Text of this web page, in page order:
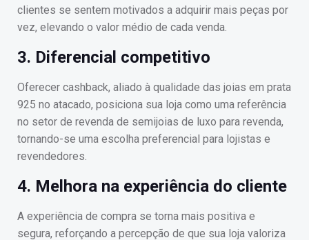
clientes se sentem motivados a adquirir mais peças por
vez, elevando o valor médio de cada venda.
3. Diferencial competitivo
Oferecer cashback, aliado à qualidade das joias em prata
925 no atacado, posiciona sua loja como uma referência
no setor de revenda de semijoias de luxo para revenda,
tornando-se uma escolha preferencial para lojistas e
revendedores.
4. Melhora na experiência do cliente
A experiência de compra se torna mais positiva e
segura, reforçando a percepção de que sua loja valoriza